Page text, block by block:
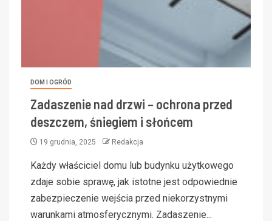
DOM I OGRÓD
Zadaszenie nad drzwi – ochrona przed
deszczem, śniegiem i słońcem
19 grudnia, 2025 Redakcja
Każdy właściciel domu lub budynku użytkowego
zdaje sobie sprawę, jak istotne jest odpowiednie
zabezpieczenie wejścia przed niekorzystnymi
warunkami atmosferycznymi. Zadaszenie...